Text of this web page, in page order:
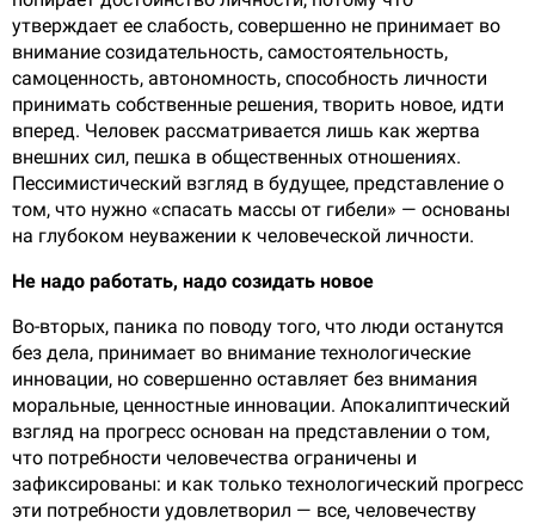
утверждает ее слабость, совершенно не принимает во
внимание созидательность, самостоятельность,
самоценность, автономность, способность личности
принимать собственные решения, творить новое, идти
вперед. Человек рассматривается лишь как жертва
внешних сил, пешка в общественных отношениях.
Пессимистический взгляд в будущее, представление о
том, что нужно «спасать массы от гибели» — основаны
на глубоком неуважении к человеческой личности.
Не надо работать, надо созидать новое
Во-вторых, паника по поводу того, что люди останутся
без дела, принимает во внимание технологические
инновации, но совершенно оставляет без внимания
моральные, ценностные инновации. Апокалиптический
взгляд на прогресс основан на представлении о том,
что потребности человечества ограничены и
зафиксированы: и как только технологический прогресс
эти потребности удовлетворил — все, человечеству